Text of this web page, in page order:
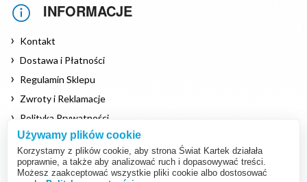
INFORMACJE
Kontakt
Dostawa i Płatności
Regulamin Sklepu
Zwroty i Reklamacje
Polityka Prywatności
Polityka Cookies
Używamy plików cookie
Korzystamy z plików cookie, aby strona Świat Kartek działała
poprawnie, a także aby analizować ruch i dopasowywać treści.
Możesz zaakceptować wszystkie pliki cookie albo dostosować